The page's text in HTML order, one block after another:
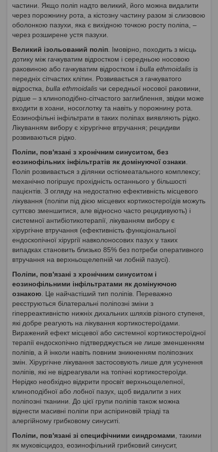
частини. Якщо поліп надто великий, його можна видалити
через порожнину рота, а кістозну частину разом зі слизовою
оболонкою пазухи, яка є вихідною точкою росту поліпа, –
через розширене устя пазухи.
Великий ізольований поліп . Імовірно, походить з місць
дотику між гачкуватим відростком і середньою носовою
раковиною або гачкуватим відростком і bulla ethmoidalis із
передніх сітчастих клітин. Розвивається з гачкуватого
відростка, bulla ethmoidalis чи середньої носової раковини,
рідше – з клиноподібно-сітчастого заглиблення, звідки може
входити в хоани, носоглотку та навіть у порожнину рота.
Еозинофільні інфільтрати в таких поліпах виявляють рідко.
Лікуванням вибору є хірургічне втручання; рецидиви
розвиваються рідко.
Поліпи, пов'язані з хронічним синуситом, без
еозинофільних інфільтратів як домінуючої ознаки
Поліп розвивається з ділянки остіомеатального комплексу;
механічно погіршує прохідність останнього у більшості
пацієнтів. З огляду на недостатню ефективність місцевого
лікування (поліпи під дією місцевих кортикостероїдів можуть
суттєво зменшитися, але відносно часто рецидивують) і
системної антибіотикотерапії, лікуванням вибору є
хірургічне втручання (ефективність функціональної
ендоскопічної хірургії навколоносових пазух у таких
випадках становить близько 85% без потреби оперативного
втручання на верхньощелепній чи лобній пазусі).
Поліпи, пов'язані з хронічним синуситом і
еозинофільними інфільтратами як домінуючою
ознакою . Це найчастіший тип поліпів. Переважно
реєструються білатеральні поліпозні зміни з
гіперреактивністю нижніх дихальних шляхів різного ступеня,
які добре реагують на лікування кортикостероїдами.
Виражений ефект місцевої або системної кортикостероїдної
терапії ендоскопічно підтверджується не лише зменшенням
поліпів, а й інколи навіть повним зникненням поліпозних
змін. Хірургічне лікування застосовують лише для усунення
поліпів, які не відреагували на топічні кортикостероїди.
Нерідко необхідно відкрити просвіт верхньощелепної,
клиноподібної або лобної пазух, щоб видалити з них
поліпозні тканини. До цієї групи поліпів також можна
віднести масивні поліпи при аспіриновій тріаді та
алергійному грибковому синуситі.
Поліпи, пов'язані зі специфічними синдромами , такими
як муковісцидоз, еозинофільний грибковий синусит,